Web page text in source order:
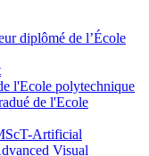
diplômé de l’École
l'Ecole polytechnique
de l'Ecole
Artificial
Visual